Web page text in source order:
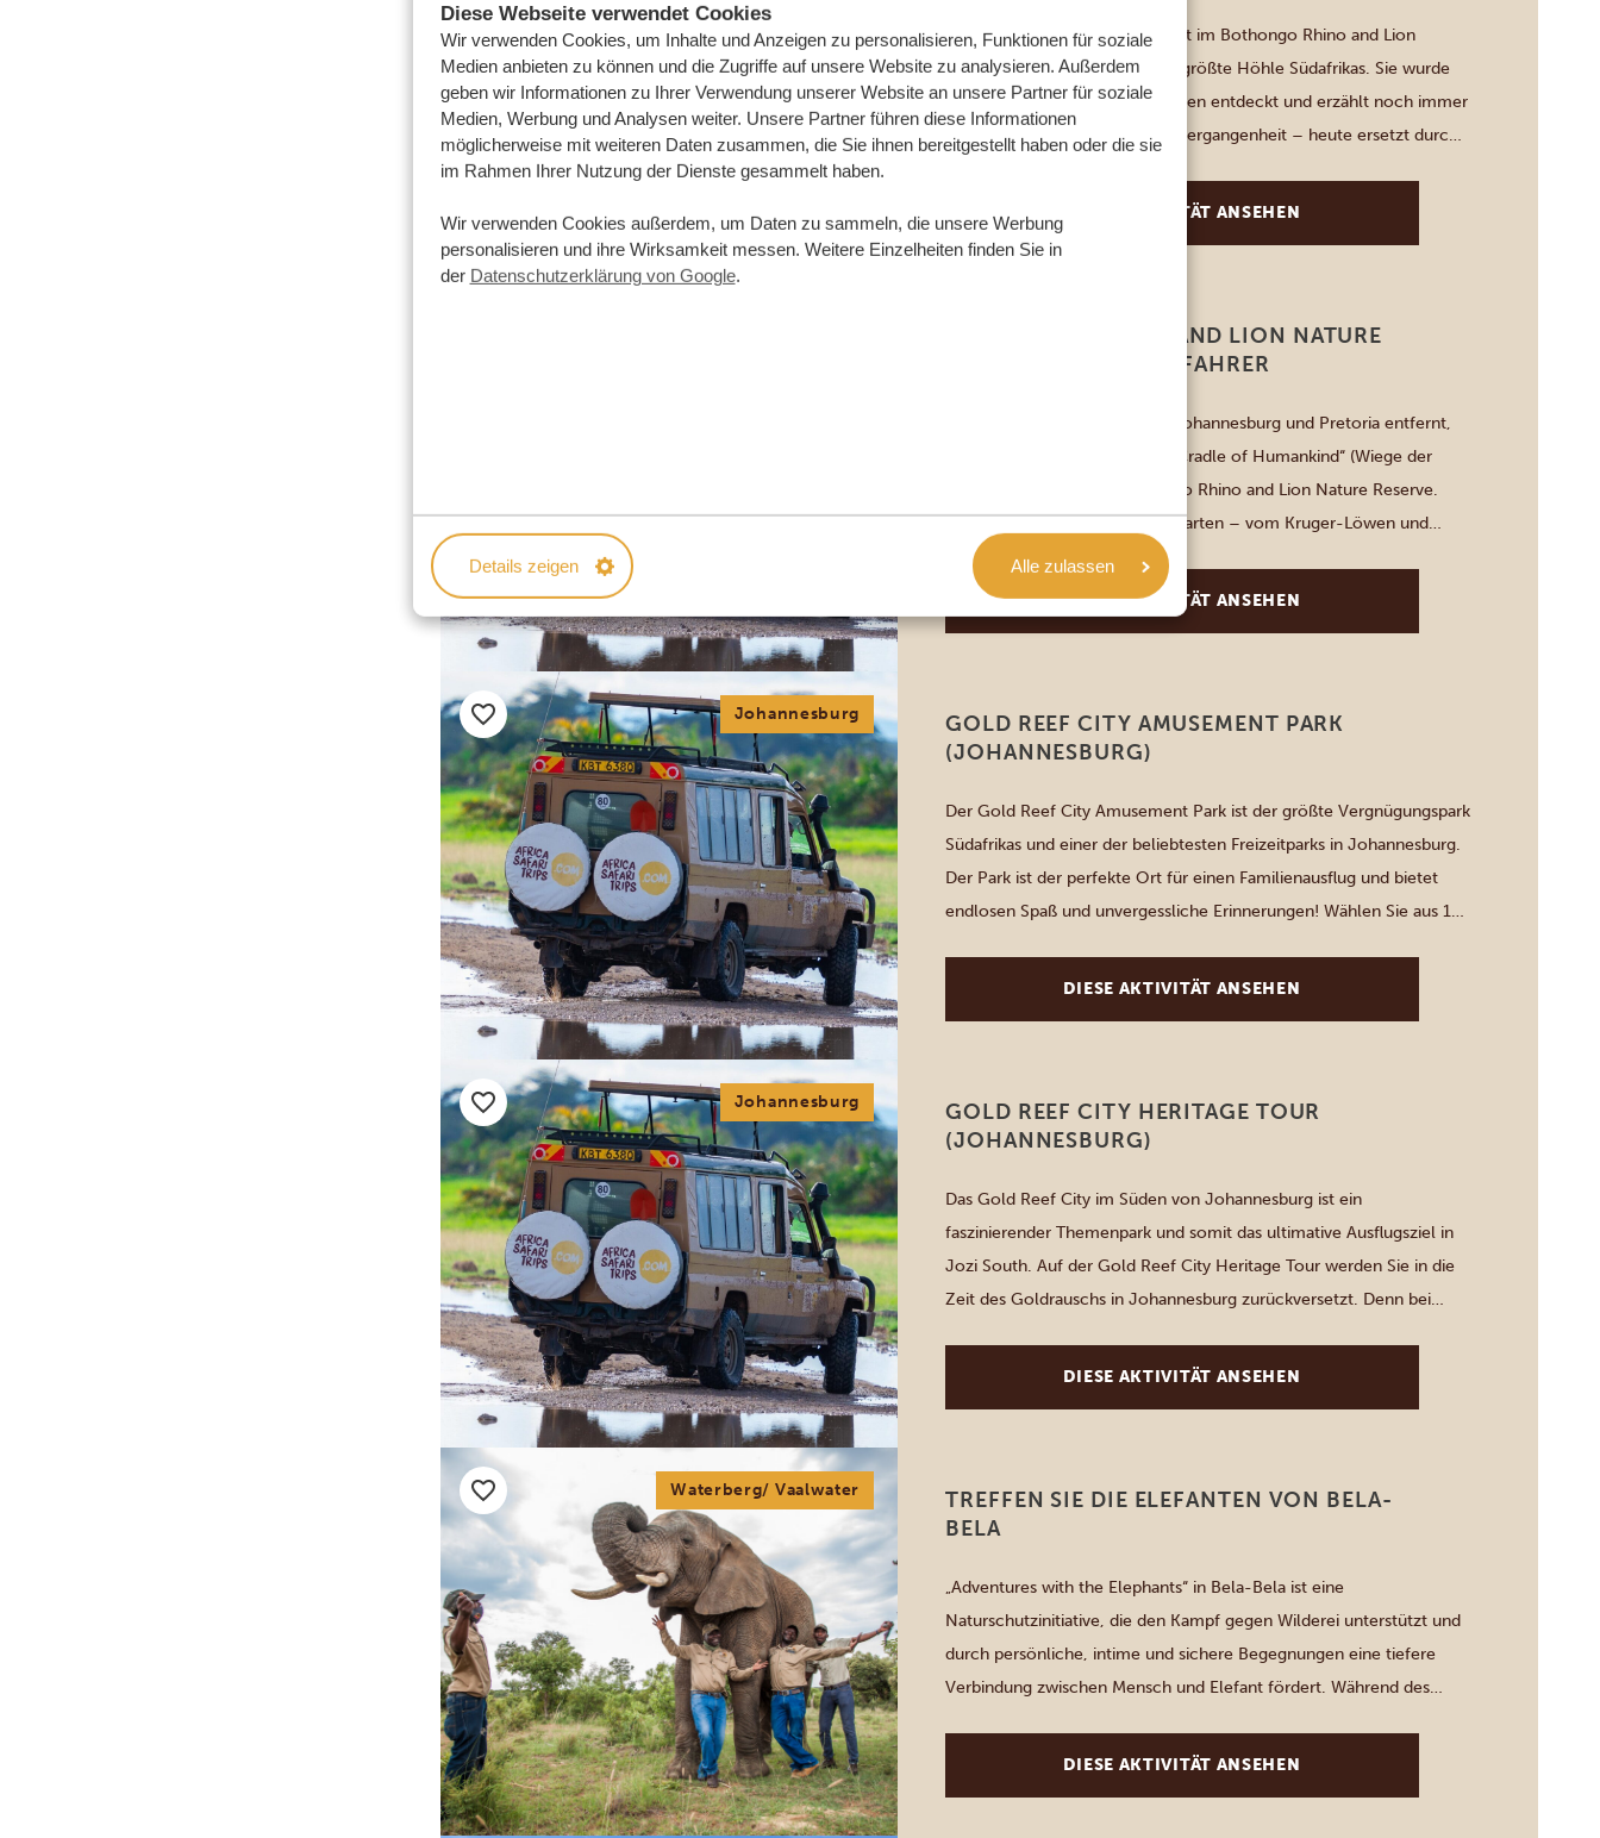
Diese Webseite verwendet Cookies
Wir verwenden Cookies, um Inhalte und Anzeigen zu personalisieren, Funktionen für soziale
Medien anbieten zu können und die Zugriffe auf unsere Website zu analysieren. Außerdem
geben wir Informationen zu Ihrer Verwendung unserer Website an unsere Partner für soziale
Medien, Werbung und Analysen weiter. Unsere Partner führen diese Informationen
möglicherweise mit weiteren Daten zusammen, die Sie ihnen bereitgestellt haben oder die sie
im Rahmen Ihrer Nutzung der Dienste gesammelt haben.
Wir verwenden Cookies außerdem, um Daten zu sammeln, die unsere Werbung
personalisieren und ihre Wirksamkeit messen. Weitere Einzelheiten finden Sie in
der Datenschutzerklärung von Google.
Details zeigen Alle zulassen
Die Wonder Cave liegt versteckt im Bothongo Rhino and Lion
Nature Reserve und ist die drittgrößte Höhle Südafrikas. Sie wurde
1898 von italienischen Bergleuten entdeckt und erzählt noch immer
Geschichten aus ihrer Bergbauvergangenheit – heute ersetzt durch
Stalagmiten, die über Millionen von Jahren entstanden sind, ein […]
DIESE AKTIVITÄT ANSEHEN
BOTHONGO RHINO AND LION NATURE
RESERVE FÜR SELBSTFAHRER
Nur eine kurze Autofahrt von Johannesburg und Pretoria entfernt,
inmitten des Weltkulturerbes „Cradle of Humankind“ (Wiege der
Menschheit), liegt das Bothongo Rhino and Lion Nature Reserve.
Hier leben mehr als dreißig Tierarten – vom Kruger-Löwen und
Breitmaulnashorn, bis hin zu Geparden, Flusspferden und über
zwanzig Antilopenarten. Zu den seltenen Sichtungen zählen
Wildhunde und der majestätische […]
DIESE AKTIVITÄT ANSEHEN
Johannesburg
GOLD REEF CITY AMUSEMENT PARK
(JOHANNESBURG)
Der Gold Reef City Amusement Park ist der größte Vergnügungspark
Südafrikas und einer der beliebtesten Freizeitparks in Johannesburg.
Der Park ist der perfekte Ort für einen Familienausflug und bietet
endlosen Spaß und unvergessliche Erinnerungen! Wählen Sie aus 14
Attraktionen, 20 speziell für Kinder ausgelegten Fahrgeschäften,
DIESE AKTIVITÄT ANSEHEN
Johannesburg
GOLD REEF CITY HERITAGE TOUR
(JOHANNESBURG)
Das Gold Reef City im Süden von Johannesburg ist ein
faszinierender Themenpark und somit das ultimative Ausflugsziel in
Jozi South. Auf der Gold Reef City Heritage Tour werden Sie in die
Zeit des Goldrauschs in Johannesburg zurückversetzt. Denn bei
Minentour 75 Meter unter die Erde, beobachten […]
DIESE AKTIVITÄT ANSEHEN
Waterberg/ Vaalwater
TREFFEN SIE DIE ELEFANTEN VON BELA-
BELA
„Adventures with the Elephants“ in Bela-Bela ist eine
Naturschutzinitiative, die den Kampf gegen Wilderei unterstützt und
durch persönliche, intime und sichere Begegnungen eine tiefere
Verbindung zwischen Mensch und Elefant fördert. Während des
Nähe kennen und erfahren mehr über ihre Intelligenz, ihr Vertrauen
DIESE AKTIVITÄT ANSEHEN